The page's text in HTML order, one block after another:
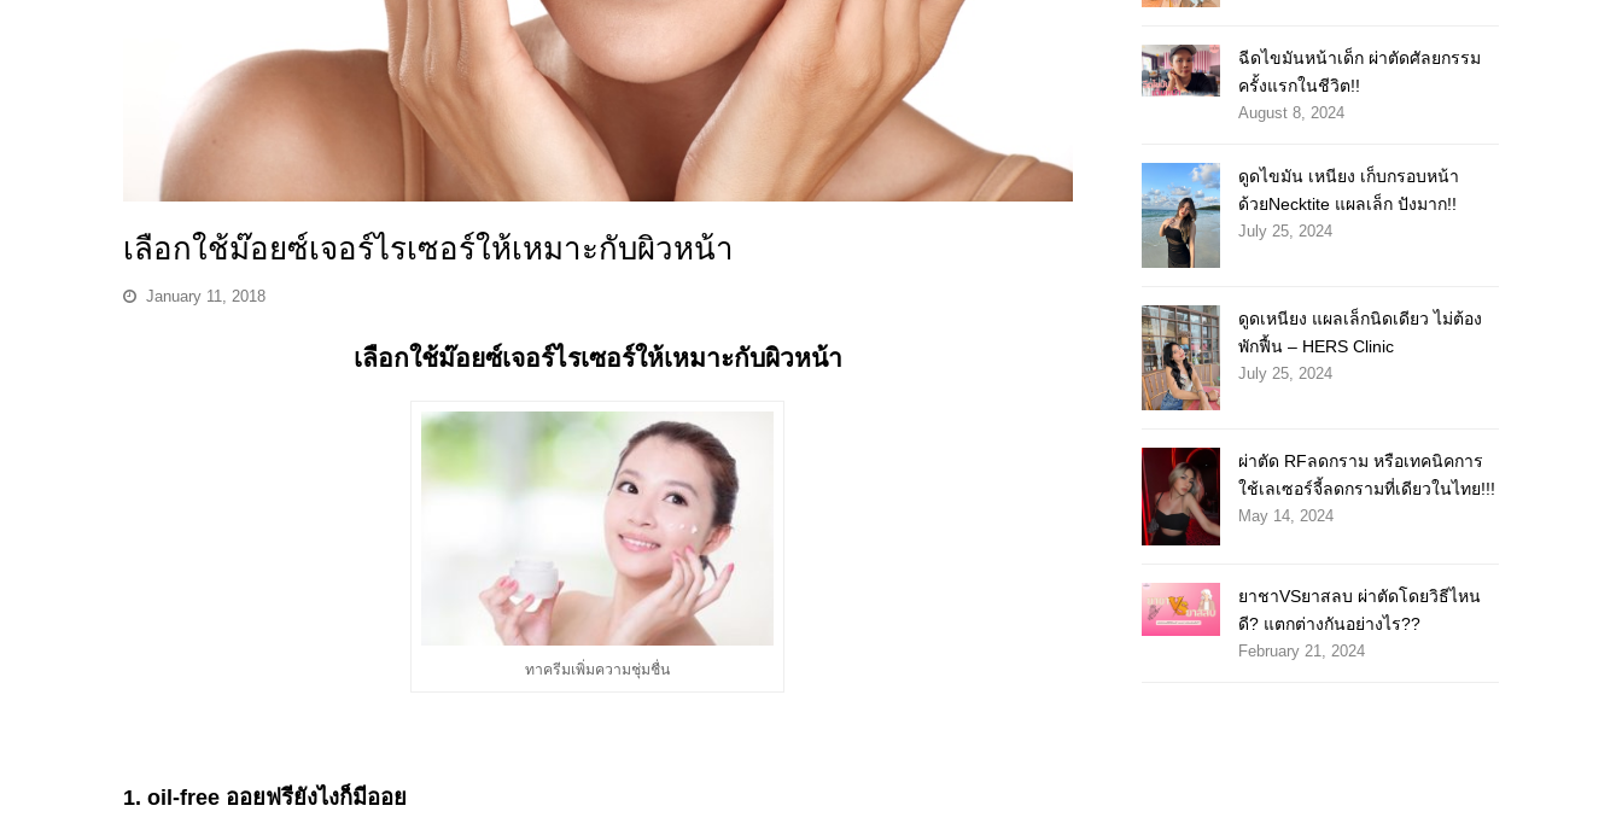
เลือกใช้ม๊อยซ์เจอร์ไรเซอร์ให้เหมาะกับผิวหน้า
January 11, 2018
เลือกใช้ม๊อยซ์เจอร์ไรเซอร์ให้เหมาะกับผิวหน้า
ทาครีมเพิ่มความชุ่มชื่น
1. oil-free ออยฟรียังไงก็มีออย
ฉีดไขมันหน้าเด็ก ผ่าตัดศัลยกรรม
ครั้งแรกในชีวิต!!
August 8, 2024
ดูดไขมัน เหนียง เก็บกรอบหน้า
ด้วยNecktite แผลเล็ก ปังมาก!!
July 25, 2024
ดูดเหนียง แผลเล็กนิดเดียว ไม่ต้อง
พักฟื้น – HERS Clinic
July 25, 2024
ผ่าตัด RFลดกราม หรือเทคนิคการ
ใช้เลเซอร์จี้ลดกรามที่เดียวในไทย!!!
May 14, 2024
ยาชาVSยาสลบ ผ่าตัดโดยวิธีไหน
ดี? แตกต่างกันอย่างไร??
February 21, 2024